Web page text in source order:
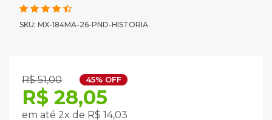
SKU: MX-184MA-26-PND-HISTORIA
R$ 51,00 45% OFF
R$ 28,05
em até 2x de R$ 14,03